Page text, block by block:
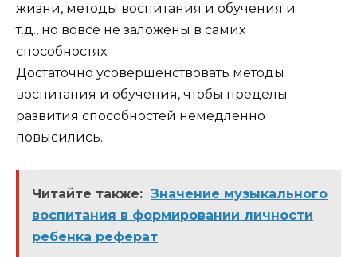
жизни, методы воспитания и обучения и
т.д., но вовсе не заложены в самих
способностях.
Достаточно усовершенствовать методы
воспитания и обучения, чтобы пределы
развития способностей немедленно
повысились.
Читайте также: Значение музыкального
воспитания в формировании личности
ребенка реферат